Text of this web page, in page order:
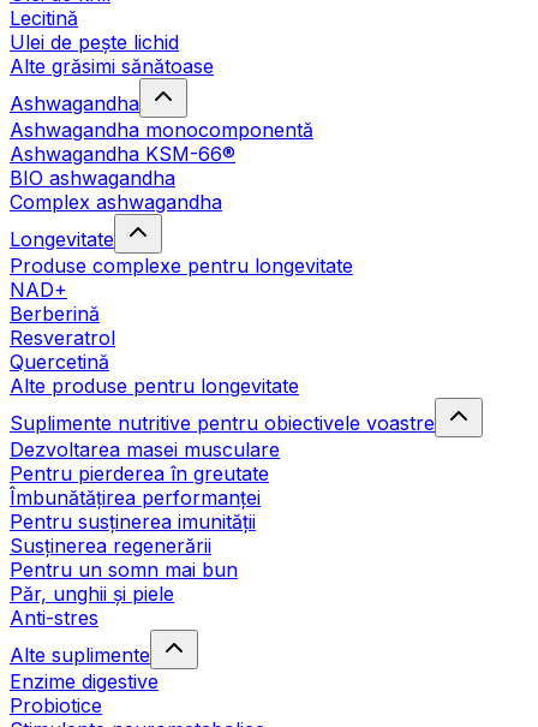
Lecitină
Ulei de pește lichid
Alte grăsimi sănătoase
Ashwagandha
Ashwagandha monocomponentă
Ashwagandha KSM-66®
BIO ashwagandha
Complex ashwagandha
Longevitate
Produse complexe pentru longevitate
NAD+
Berberină
Resveratrol
Quercetină
Alte produse pentru longevitate
Suplimente nutritive pentru obiectivele voastre
Dezvoltarea masei musculare
Pentru pierderea în greutate
Îmbunătățirea performanței
Pentru susținerea imunității
Susținerea regenerării
Pentru un somn mai bun
Păr, unghii și piele
Anti-stres
Alte suplimente
Enzime digestive
Probiotice